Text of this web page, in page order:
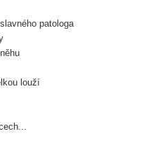
patologa
louží